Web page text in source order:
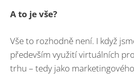
A to je vše?
Vše to rozhodně není. I když
především využití virtuálních
trhu – tedy jako